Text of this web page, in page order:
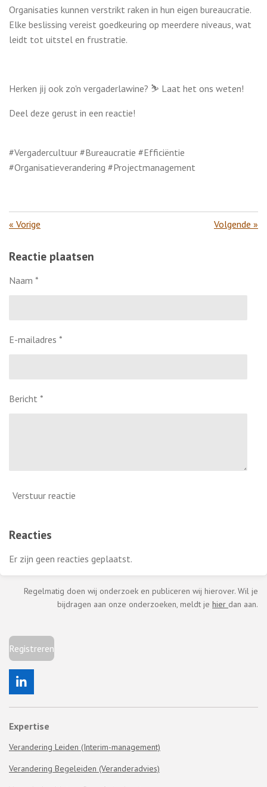
Organisaties kunnen verstrikt raken in hun eigen bureaucratie.
Elke beslissing vereist goedkeuring op meerdere niveaus, wat
leidt tot uitstel en frustratie.
Herken jij ook zo'n vergaderlawine? ⛷️ Laat het ons weten!
Deel deze gerust in een reactie!
#Vergadercultuur #Bureaucratie #Efficiëntie
#Organisatieverandering #Projectmanagement
« Vorige Volgende »
Reactie plaatsen
Naam *
E-mailadres *
Bericht *
Verstuur reactie
Reacties
Er zijn geen reacties geplaatst.
Regelmatig doen wij onderzoek en publiceren wij hierover. Wil je
bijdragen aan onze onderzoeken, meldt je hier dan aan.
Registreren
L
i
n
e
d
I
n
Expertise
Verandering Leiden (Interim-management)
Verandering Begeleiden (Veranderadvies)